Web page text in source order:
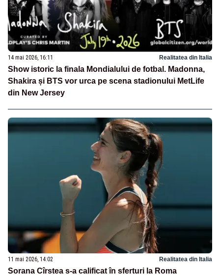
14 mai 2026, 16:11 Realitatea din Italia
Show istoric la finala Mondialului de fotbal. Madonna,
Shakira și BTS vor urca pe scena stadionului MetLife
din New Jersey
11 mai 2026, 14:02 Realitatea din Italia
Sorana Cîrstea s-a calificat în sferturi la Roma